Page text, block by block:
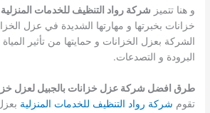
و هنا تتميز شركة رواد التنظيف للخدمات المنزلية
خزانات بخبرتها و مهارتها الشديدة في عزل
الشركة بعزل الخزانات و حمايتها من تأثير المياة
البرودة و التصدعات.
طرق افضل شركة عزل خزانات بالجبيل لعزل
تقوم شركة رواد التنظيف للخدمات المنزلية